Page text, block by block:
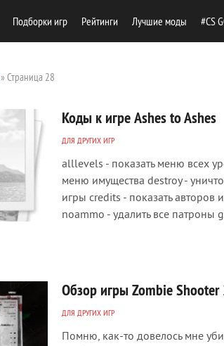
Подборки игр Рейтинги Лучшие моды #CS
» Страница 28
Коды к игре Ashes to Ashes
ДЛЯ ДРУГИХ ИГР
alllevels - показать меню всех
меню имущества destroy -
игры credits - показать
noammo - удалить все патроны
Обзор игры Zombie Shooter
ДЛЯ ДРУГИХ ИГР
Помню, как-то довелось мне